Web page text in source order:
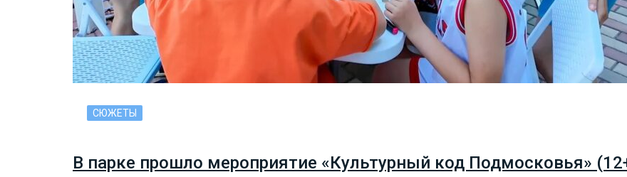
СЮЖЕТЫ
В парке прошло мероприятие «Культурный код Подмосковья»